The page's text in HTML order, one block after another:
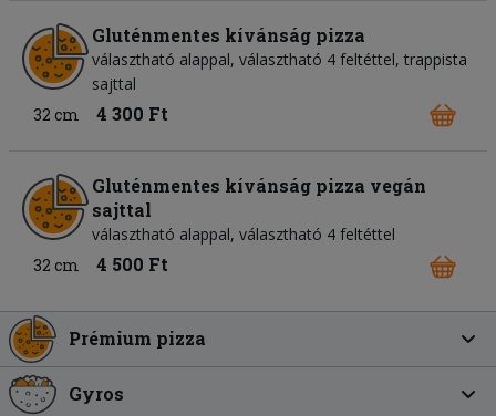
Gluténmentes kívánság pizza
választható alappal, választható 4 feltéttel, trappista
sajttal
32 cm
4 300 Ft
Gluténmentes kívánság pizza vegán
sajttal
választható alappal, választható 4 feltéttel
32 cm
4 500 Ft
Prémium pizza
Gyros